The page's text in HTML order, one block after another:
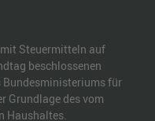
Steuermitteln auf
beschlossenen
für
Grundlage des vom
Haushaltes.